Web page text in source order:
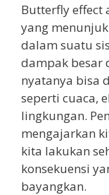
Butterfly effect
yang
dalam suatu
dampak besar
nyatanya bisa
seperti cuaca,
lingkungan.
mengajarkan
kita lakukan
konsekuensi
bayangkan.